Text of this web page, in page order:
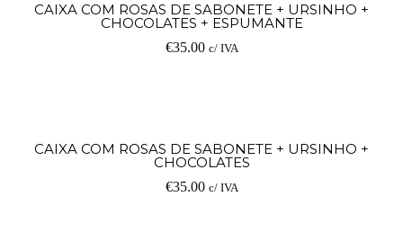
CAIXA COM ROSAS DE SABONETE + URSINHO +
CHOCOLATES + ESPUMANTE
€35.00 c/ IVA
CAIXA COM ROSAS DE SABONETE + URSINHO +
CHOCOLATES
€35.00 c/ IVA